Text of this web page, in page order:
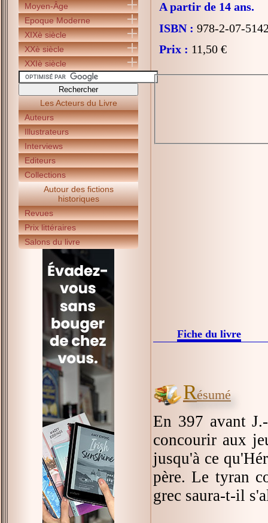
Moyen-Âge
Epoque Moderne
XIXè siècle
XXè siècle
XXIè siècle
Les Acteurs du Livre
Auteurs
Illustrateurs
Interviews
Editeurs
Collections
Autour des fictions
historiques
Revues
Prix littéraires
Salons du livre
A partir de 14 ans.
ISBN : 978-2-07-
Prix : 11,50 €
Fiche du livre
Résumé
En 397 avant
concourir aux
jusqu'à ce
père. Le tyran
grec saura-t-il